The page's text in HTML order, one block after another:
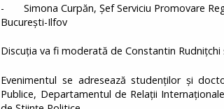
- Simona Curpăn, Șef Serviciu Promovare
București-Ilfov
Discuția va fi moderată de Constantin Rudnițchi
Evenimentul se adresează studenților și
Publice, Departamentul de Relații